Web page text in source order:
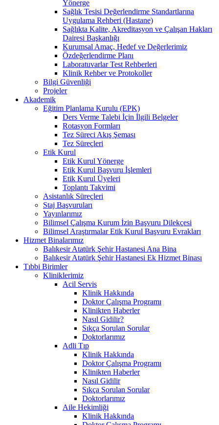
Yönerge
Sağlık Tesisi Değerlendirme Standartlarına
Uygulama Rehberi (Hastane)
Sağlıkta Kalite, Akreditasyon ve Çalışan Hakları
Dairesi Başkanlığı
Kurumsal Amaç, Hedef ve Değerlerimiz
Özdeğerlendirme Planı
Laboratuvarlar Test Rehberleri
Klinik Rehber ve Protokoller
Bilgi Güvenliği
Projeler
Akademik
Eğitim Planlama Kurulu (EPK)
Ders Verme Talebi İçin İlgili Belgeler
Rotasyon Formları
Tez Süreci Akış Şeması
Tez Süreçleri
Etik Kurul
Etik Kurul Yönerge
Etik Kurul Başvuru İşlemleri
Etik Kurul Üyeleri
Toplantı Takvimi
Asistanlık Süreçleri
Staj Başvuruları
Yayınlarımız
Bilimsel Çalışma Kurum İzin Başvuru Dilekçesi
Bilimsel Araştırmalar Etik Kurul Başvuru Evrakları
Hizmet Binalarımız
Balıkesir Atatürk Şehir Hastanesi Ana Bina
Balıkesir Atatürk Şehir Hastanesi Ek Hizmet Binası
Tıbbi Birimler
Kliniklerimiz
Acil Servis
Klinik Hakkında
Doktor Çalışma Programı
Klinikten Haberler
Nasıl Gidilir?
Sıkça Sorulan Sorular
Doktorlarımız
Adli Tıp
Klinik Hakkında
Doktor Çalışma Programı
Klinikten Haberler
Nasıl Gidilir
Sıkça Sorulan Sorular
Doktorlarımız
Aile Hekimliği
Klinik Hakkında